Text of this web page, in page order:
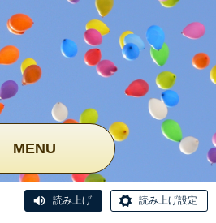
MENU
読み上げ 読み上げ設定